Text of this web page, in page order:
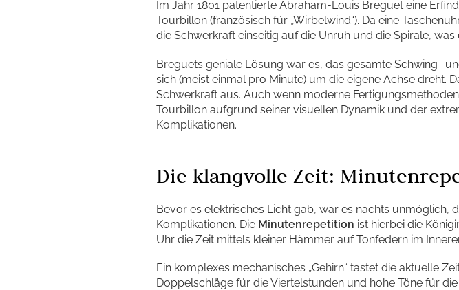
Im Jahr 1801 patentierte Abraham-Louis Breguet eine
Tourbillon (französisch für „Wirbelwind“). Da eine
die Schwerkraft einseitig auf die Unruh und die Spirale,
Breguets geniale Lösung war es, das gesamte Schwing-
sich (meist einmal pro Minute) um die eigene Achse dreht.
Schwerkraft aus. Auch wenn moderne
Tourbillon aufgrund seiner visuellen Dynamik und der
Komplikationen.
Die klangvolle Zeit:
Bevor es elektrisches Licht gab, war es nachts unmöglich,
Komplikationen. Die Minutenrepetition ist hierbei die
Uhr die Zeit mittels kleiner Hämmer auf Tonfedern im
Ein komplexes mechanisches „Gehirn“ tastet die aktuelle
Doppelschläge für die Viertelstunden und hohe Töne für